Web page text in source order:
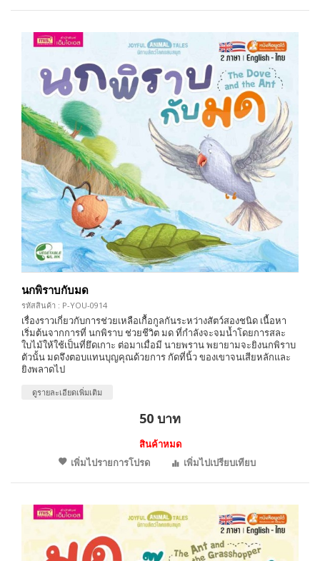
นกพิราบกับมด
รหัสสินค้า : P-YOU-0914
เรื่องราวเกี่ยวกับการช่วยเหลือเกื้อกูลกันระหว่างสัตว์สองชนิด เนื้อหา
เริ่มต้นจากการที่ นกพิราบ ช่วยชีวิต มด ที่กำลังจะจมน้ำโดยการสละ
ใบไม้ให้ใช้เป็นที่ยึดเกาะ ต่อมาเมื่อมี นายพราน พยายามจะยิงนกพิราบ
ตัวนั้น มดจึงตอบแทนบุญคุณด้วยการ กัดที่นิ้ว ของเขาจนเสียหลักและ
ยิงพลาดไป
ดูรายละเอียดเพิ่มเติม
50 บาท
สินค้าหมด
เพิ่มไปรายการโปรด
เพิ่มไปเปรียบเทียบ